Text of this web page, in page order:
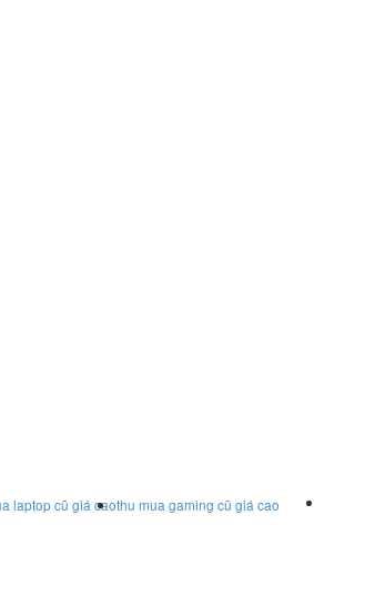
laptop cũ giá caothu mua gaming cũ giá cao